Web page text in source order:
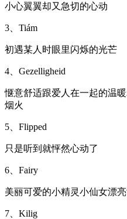
小心翼翼却又急切的心动
3、Tiám
初遇某人时眼里闪烁的光芒
4、Gezelligheid
惬意舒适跟爱人在一起的温
烟火
5、Flipped
只是听到就怦然心动了
6、Fairy
美丽可爱的小精灵小仙女漂
7、Kilig